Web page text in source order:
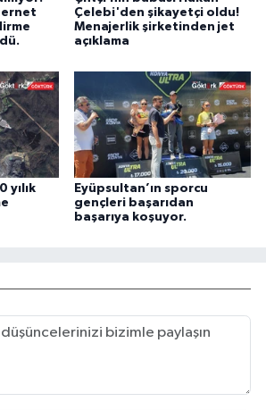
Çelebi'den şikayetçi oldu!
Menajerlik şirketinden jet
açıklama
yılık
Eyüpsultan’ın sporcu
gençleri başarıdan
başarıya koşuyor.